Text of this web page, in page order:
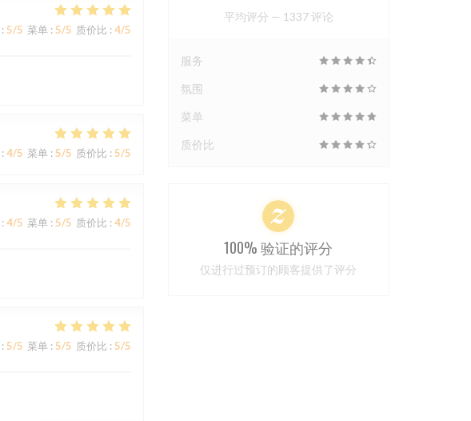
: 5/5 菜单: 5/5 质价比 : 4/5
: 4/5 菜单: 5/5 质价比 : 5/5
: 4/5 菜单: 5/5 质价比 : 4/5
: 5/5 菜单: 5/5 质价比 : 5/5
平均评分 — 1337 评论
服务
氛围
菜单
质价比
100% 验证的评分
仅进行过预订的顾客提供了评分